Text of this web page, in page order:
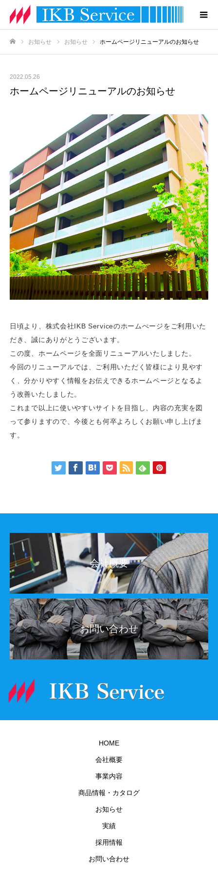
お知らせ お知らせ ホームページリニューアルのお知らせ
2022.05.26
ホームページリニューアルのお知らせ
日頃より、株式会社IKB Serviceのホームぺージをご利用いた
だき、誠にありがとうございます。
この度、ホームページを全面リニューアルいたしました。
今回のリニューアルでは、ご利用いただく皆様により見やす
く、分かりやすく情報をお伝えできるホームページとなるよ
う改善いたしました。
これまで以上に使いやすいサイトを目指し、内容の充実を図
って参りますので、今後とも何卒よろしくお願い申し上げま
す。
会社概要
お問い合わせ
HOME
会社概要
事業内容
商品情報・カタログ
お知らせ
実績
採用情報
お問い合わせ